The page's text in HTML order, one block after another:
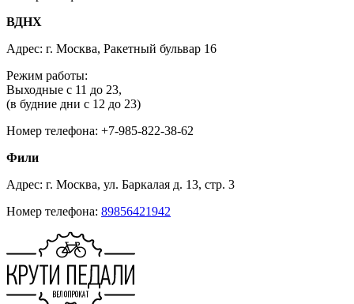
ВДНХ
Адрес: г. Москва, Ракетный бульвар 16
Режим работы:
Выходные с 11 до 23,
(в будние дни с 12 до 23)
Номер телефона: +7-985-822-38-62
Фили
Адрес: г. Москва, ул. Баркалая д. 13, стр. 3
Номер телефона: 89856421942